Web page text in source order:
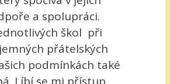
a spolupráci.
škol při
přátelských
podmínkách také
Líbí se mi přístup